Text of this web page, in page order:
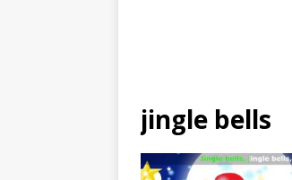
jingle bells